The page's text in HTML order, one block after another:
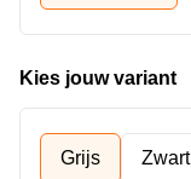
Kies jouw variant
Grijs Zwart